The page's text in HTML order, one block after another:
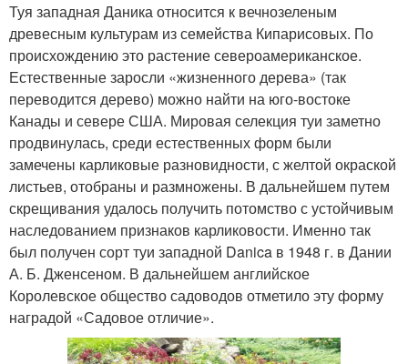
Туя западная Даника относится к вечнозеленым
древесным культурам из семейства Кипарисовых. По
происхождению это растение североамериканское.
Естественные заросли «жизненного дерева» (так
переводится дерево) можно найти на юго-востоке
Канады и севере США. Мировая селекция туи заметно
продвинулась, среди естественных форм были
замечены карликовые разновидности, с желтой окраской
листьев, отобраны и размножены. В дальнейшем путем
скрещивания удалось получить потомство с устойчивым
наследованием признаков карликовости. Именно так
был получен сорт туи западной Danica в 1948 г. в Дании
А. Б. Дженсеном. В дальнейшем английское
Королевское общество садоводов отметило эту форму
наградой «Садовое отличие».